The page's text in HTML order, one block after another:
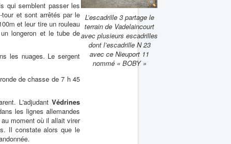
qui semblent passer les
et sont arrêtés par le
et leur tire un rouleau
longeron et le tube de
les nuages. Le sergent
de chasse de 7 h 45
L'adjudant Védrines
les lignes allemandes
moment où il allait virer
Il constate alors que le
L’escadrille 3 partage le
terrain de Vadelaincourt
avec plusieurs escadrilles
dont l’escadrille N 23
avec ce Nieuport 11
nommé « BOBY »